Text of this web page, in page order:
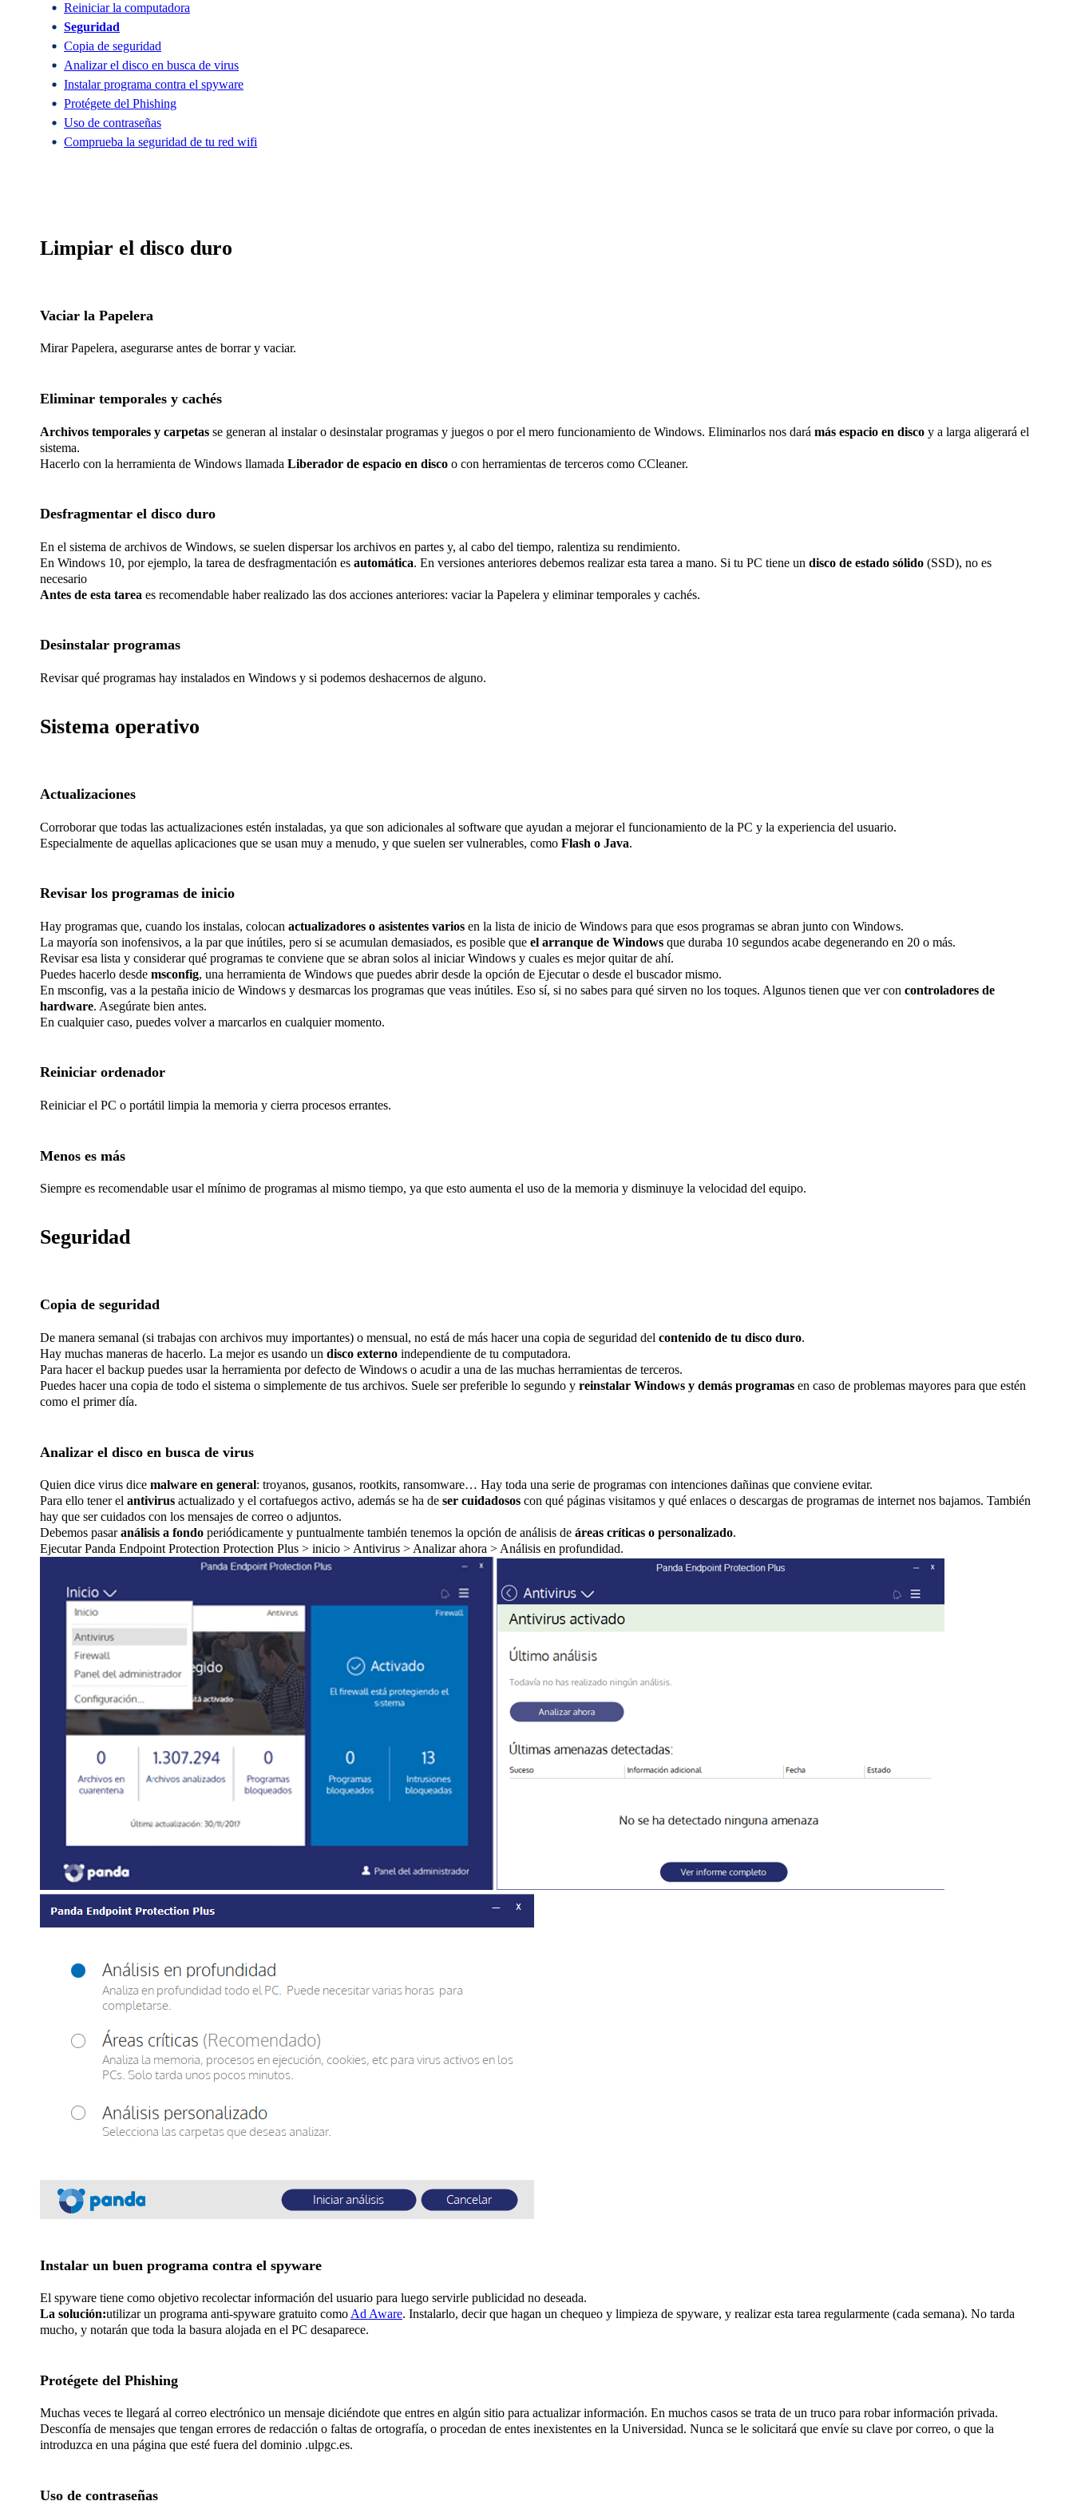
Reiniciar la computadora
Seguridad
Copia de seguridad
Analizar el disco en busca de virus
Instalar programa contra el spyware
Protégete del Phishing
Uso de contraseñas
Comprueba la seguridad de tu red wifi
Limpiar el disco duro
Vaciar la Papelera
Mirar Papelera, asegurarse antes de borrar y vaciar.
Eliminar temporales y cachés
Archivos temporales y carpetas se generan al instalar o desinstalar programas y juegos o por el mero funcionamiento de Windows. Eliminarlos nos dará más espacio en disco y a larga aligerará el
sistema.
Hacerlo con la herramienta de Windows llamada Liberador de espacio en disco o con herramientas de terceros como CCleaner.
Desfragmentar el disco duro
En el sistema de archivos de Windows, se suelen dispersar los archivos en partes y, al cabo del tiempo, ralentiza su rendimiento.
En Windows 10, por ejemplo, la tarea de desfragmentación es automática. En versiones anteriores debemos realizar esta tarea a mano. Si tu PC tiene un disco de estado sólido (SSD), no es
necesario
Antes de esta tarea es recomendable haber realizado las dos acciones anteriores: vaciar la Papelera y eliminar temporales y cachés.
Desinstalar programas
Revisar qué programas hay instalados en Windows y si podemos deshacernos de alguno.
Sistema operativo
Actualizaciones
Corroborar que todas las actualizaciones estén instaladas, ya que son adicionales al software que ayudan a mejorar el funcionamiento de la PC y la experiencia del usuario.
Especialmente de aquellas aplicaciones que se usan muy a menudo, y que suelen ser vulnerables, como Flash o Java.
Revisar los programas de inicio
Hay programas que, cuando los instalas, colocan actualizadores o asistentes varios en la lista de inicio de Windows para que esos programas se abran junto con Windows.
La mayoría son inofensivos, a la par que inútiles, pero si se acumulan demasiados, es posible que el arranque de Windows que duraba 10 segundos acabe degenerando en 20 o más.
Revisar esa lista y considerar qué programas te conviene que se abran solos al iniciar Windows y cuales es mejor quitar de ahí.
Puedes hacerlo desde msconfig, una herramienta de Windows que puedes abrir desde la opción de Ejecutar o desde el buscador mismo.
En msconfig, vas a la pestaña inicio de Windows y desmarcas los programas que veas inútiles. Eso sí, si no sabes para qué sirven no los toques. Algunos tienen que ver con controladores de
hardware. Asegúrate bien antes.
En cualquier caso, puedes volver a marcarlos en cualquier momento.
Reiniciar ordenador
Reiniciar el PC o portátil limpia la memoria y cierra procesos errantes.
Menos es más
Siempre es recomendable usar el mínimo de programas al mismo tiempo, ya que esto aumenta el uso de la memoria y disminuye la velocidad del equipo.
Seguridad
Copia de seguridad
De manera semanal (si trabajas con archivos muy importantes) o mensual, no está de más hacer una copia de seguridad del contenido de tu disco duro.
Hay muchas maneras de hacerlo. La mejor es usando un disco externo independiente de tu computadora.
Para hacer el backup puedes usar la herramienta por defecto de Windows o acudir a una de las muchas herramientas de terceros.
Puedes hacer una copia de todo el sistema o simplemente de tus archivos. Suele ser preferible lo segundo y reinstalar Windows y demás programas en caso de problemas mayores para que estén
como el primer día.
Analizar el disco en busca de virus
Quien dice virus dice malware en general: troyanos, gusanos, rootkits, ransomware… Hay toda una serie de programas con intenciones dañinas que conviene evitar.
Para ello tener el antivirus actualizado y el cortafuegos activo, además se ha de ser cuidadosos con qué páginas visitamos y qué enlaces o descargas de programas de internet nos bajamos. También
hay que ser cuidados con los mensajes de correo o adjuntos.
Debemos pasaranálisis a fondo periódicamente y puntualmente también tenemos la opción de análisis de áreas críticas o personalizado.
Ejecutar Panda Endpoint Protection Protection Plus > inicio > Antivirus > Analizar ahora > Análisis en profundidad.
Instalar un buen programa contra el spyware
El spyware tiene como objetivo recolectar información del usuario para luego servirle publicidad no deseada.
La solución:utilizar un programa anti-spyware gratuito como Ad Aware. Instalarlo, decir que hagan un chequeo y limpieza de spyware, y realizar esta tarea regularmente (cada semana). No tarda
mucho, y notarán que toda la basura alojada en el PC desaparece.
Protégete del Phishing
Muchas veces te llegará al correo electrónico un mensaje diciéndote que entres en algún sitio para actualizar información. En muchos casos se trata de un truco para robar información privada.
Desconfía de mensajes que tengan errores de redacción o faltas de ortografía, o procedan de entes inexistentes en la Universidad. Nunca se le solicitará que envíe su clave por correo, o que la
introduzca en una página que esté fuera del dominio .ulpgc.es.
Uso de contraseñas